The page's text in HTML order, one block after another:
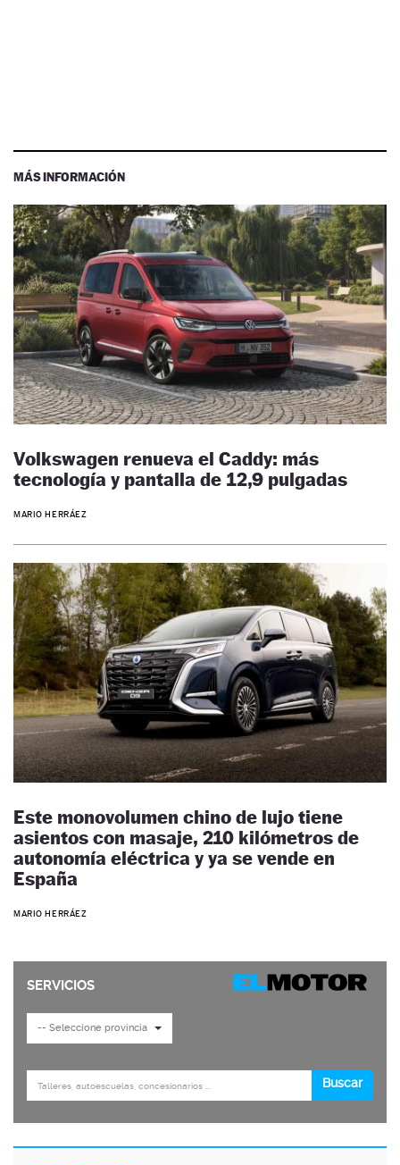
MÁS INFORMACIÓN
Volkswagen renueva el Caddy: más
tecnología y pantalla de 12,9 pulgadas
MARIO HERRÁEZ
Este monovolumen chino de lujo tiene
asientos con masaje, 210 kilómetros de
autonomía eléctrica y ya se vende en
España
MARIO HERRÁEZ